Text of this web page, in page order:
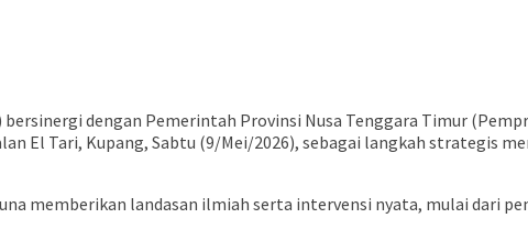
dengan Pemerintah Provinsi Nusa Tenggara Timur
El Tari, Kupang, Sabtu (9/Mei/2026), sebagai langkah strategis
memberikan landasan ilmiah serta intervensi nyata, mulai dari